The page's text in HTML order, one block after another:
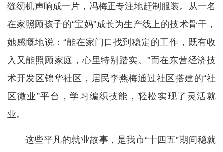
缝纫机声响成一片，冯梅正专注地赶制服装。从一名
在家照顾孩子的“宝妈”成长为生产线上的技术骨干，
她感慨地说：“能在家门口找到稳定的工作，既有收
入又能照顾家庭，心里特别踏实。”而在东营经济技
术开发区锦华社区，居民李燕梅通过社区搭建的“社
区微业”平台，学习编织技能，轻松实现了灵活就
业。
这些平凡的就业故事，是我市“十四五”期间稳就